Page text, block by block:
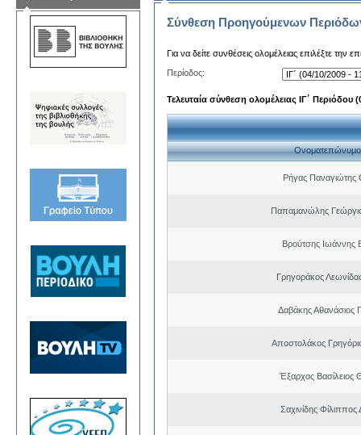
Σύνθεση Προηγούμενων
Για να δείτε συνθέσεις ολομέλειας επιλέξτε την
Περίοδος:
Τελευταία σύνθεση ολομέλειας ΙΓ΄ Περιόδου
Ονοματεπώνυμο
Ρήγας Παναγιώτης
Παπαμανώλης
Βρούτσης Ιωάννης
Γρηγοράκος
Δαβάκης Αθανάσιος
Αποστολάκος
Έξαρχος Βασίλειος
Σαχινίδης Φίλιππος